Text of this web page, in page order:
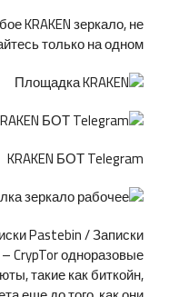
KRAKEN зеркало, не
только на одном.
KRAKEN БОТ Telegram
Pastebin / Записки
CrypTor одноразовые
такие как биткойн,